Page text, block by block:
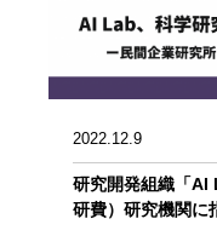
2022.12.9
研究開発組織「AI
研費）研究機関に